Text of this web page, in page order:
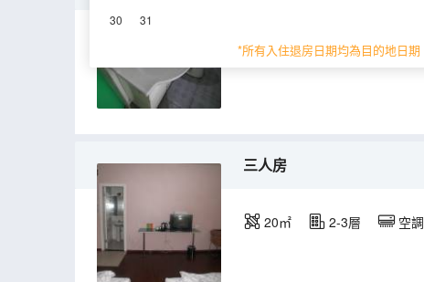
30 31
*所有入住退房日期均為目的地日期
20㎡ 2層 空調
三人房
20㎡ 2-3層 空調